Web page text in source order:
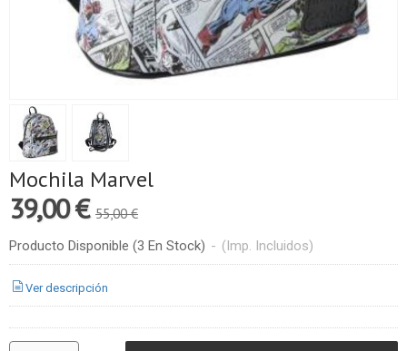
Mochila Marvel
39,00 € 55,00 €
Producto Disponible (3 En Stock) - (Imp. Incluidos)
Ver descripción